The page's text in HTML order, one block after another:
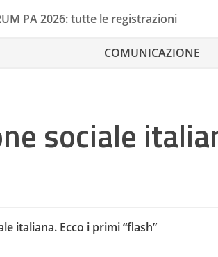
PA 2026: tutte le registrazioni
COMUNICAZIONE
sociale
italiana. Ecco i primi “flash”